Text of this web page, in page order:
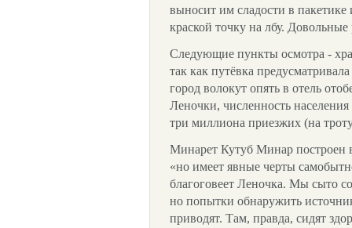
выносит им сладости в
краской точку на лбу.
Следующие пункты осмотра -
так как путёвка
город волокут опять в отель
Леночки, численность
три миллиона приезжих (на
Минарет Кутуб Минар построен
«но имеет явные черты
благоговеет Леночка. Мы сыто
но попытки обнаружить
приводят. Там, правда, сидят